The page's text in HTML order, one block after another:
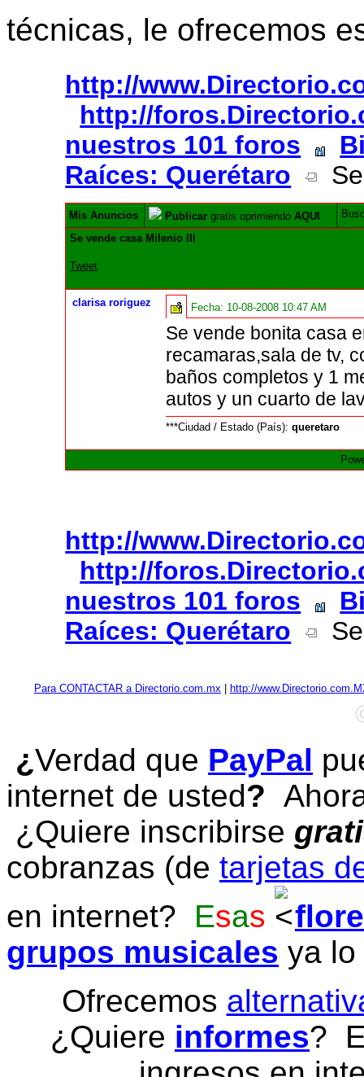
técnicas, le ofrecemos
http://
http://
nuestros 101 foros
Raíces: Querétaro
Mis Anuncios Publicar gratis oprimiendoAQUI
Se vende casa Milenio III
Tweet
clarisa roriguez Fecha: 10-08-2008 10:47 AM
Se vende bonita casa
recamaras,sala de tv,
baños completos y 1
autos y un cuarto de
***Ciudad / Estado (País):queretaro
http://
http://
nuestros 101 foros
Raíces: Querétaro
Para CONTACTAR a Directorio.com.mx http://
¿Verdad que PayPal
internet de usted?
¿Quiere inscribirse
cobranzas (de tarjetas
en internet? Esas
grupos musicales ya
Ofrecemos
¿Quiere informes?